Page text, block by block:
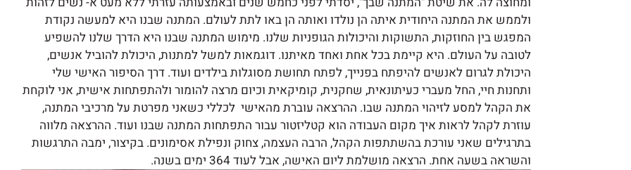
ולממש את המתנה היחודית איתה הן נולדו ואותה הן באו לתת לעולם. המתנה שבנו היא למעשה נקודת
המפגש בין החוזקות, התשוקות והיכולות הגופניות שלנו. מימוש המתנה שבנו היא הדרך שלנו להשפיע
לטובה על העולם. היא קיימת בכל אחת ואחד מאיתנו. דוגמאות למשל למתנות, היכולת להוביל אנשים,
היכולת לגרום לאנשים להיפתח בפנייך, לפתח תחושת מסוגלות בילדים ועוד. דרך הסיפור האישי שלי
ותחנות חיי, החל מעברי כעיתונאית, שחקנית, קומיקאית וכיום מרצה להומור ולהתפתחות אישית, אני לוקחת
את הקהל למסע לזיהוי המתנה שבו. ההרצאה עוברת מהאישי לכללי כשאני מפרטת על מרכיבי המתנה,
עוזרת לקהל לראות איך מקום העבודה הוא קטליזטור עבור התפתחות המתנה שבנו ועוד. ההרצאה מלווה
בתרגילים שאני עורכת בהשתתפות הקהל, הרבה העצמה, צחוק ונפילת אסימונים. בקיצור, ימבה התרגשות
והשראה בשעה אחת. הרצאה מושלמת ליום האישה, אבל לעוד 364 ימים בשנה.